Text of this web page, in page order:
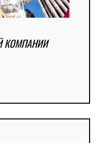
КОМПАНИИ